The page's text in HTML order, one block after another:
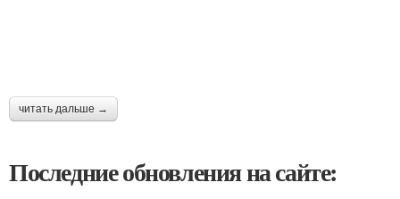
читать дальше →
Последние обновления на сайте: